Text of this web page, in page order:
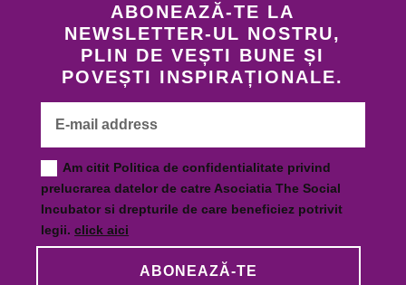
ABONEAZĂ-TE LA
NEWSLETTER-UL NOSTRU,
PLIN DE VEȘTI BUNE ȘI
POVEȘTI INSPIRAȚIONALE.
Am citit Politica de confidentialitate privind
prelucrarea datelor de catre Asociatia The Social
Incubator si drepturile de care beneficiez potrivit
legii.click aici
ABONEAZĂ-TE